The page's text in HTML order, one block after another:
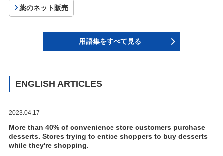
薬のネット販売
用語集をすべて見る
ENGLISH ARTICLES
2023.04.17
More than 40% of convenience store customers purchase
desserts. Stores trying to entice shoppers to buy desserts
while they're shopping.